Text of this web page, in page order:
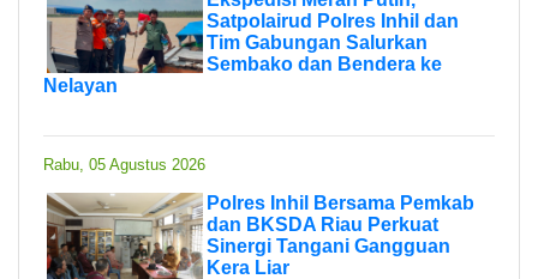
Satpolairud Polres Inhil dan
Tim Gabungan Salurkan
Sembako dan Bendera ke
Nelayan
Rabu, 05 Agustus 2026
Polres Inhil Bersama Pemkab
dan BKSDA Riau Perkuat
Sinergi Tangani Gangguan
Kera Liar